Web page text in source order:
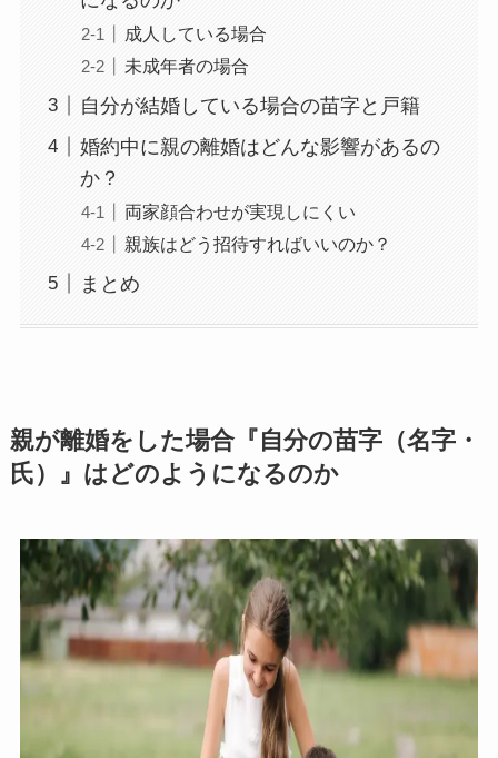
成人している場合
未成年者の場合
自分が結婚している場合の苗字と戸籍
婚約中に親の離婚はどんな影響があるの
か？
両家顔合わせが実現しにくい
親族はどう招待すればいいのか？
まとめ
親が離婚をした場合『自分の苗字（名字・
氏）』はどのようになるのか